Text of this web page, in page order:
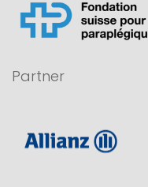
Partner